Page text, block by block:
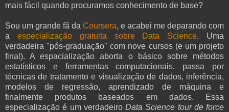
mais fácil quando procuramos conhecimento de base?
Sou um grande fã da Coursera, e acabei me deparando com
a especialização gratuita sobre Data Science. Uma
verdadeira "pós-graduação" com nove cursos (e um projeto
final). A espacialização aborta o básico sobre métodos
estatísticos e ferramentas computacionais, passa por
técnicas de tratamento e visualização de dados, inferência,
modelos de regressão, aprendizado de máquina e
finalmente produtos baseados em dados. Essa
especialização é um verdadeiro Data Science tour de force